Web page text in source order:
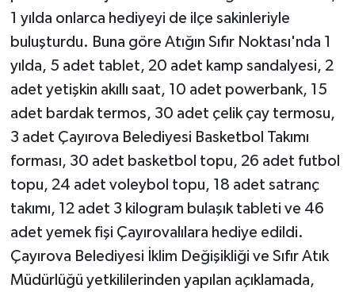
1 yılda onlarca hediyeyi de ilçe sakinleriyle
buluşturdu. Buna göre Atığın Sıfır Noktası'nda 1
yılda, 5 adet tablet, 20 adet kamp sandalyesi, 2
adet yetişkin akıllı saat, 10 adet powerbank, 15
adet bardak termos, 30 adet çelik çay termosu,
3 adet Çayırova Belediyesi Basketbol Takımı
forması, 30 adet basketbol topu, 26 adet futbol
topu, 24 adet voleybol topu, 18 adet satranç
takımı, 12 adet 3 kilogram bulaşık tableti ve 46
adet yemek fişi Çayırovalılara hediye edildi.
Çayırova Belediyesi İklim Değişikliği ve Sıfır Atık
Müdürlüğü yetkililerinden yapılan açıklamada,